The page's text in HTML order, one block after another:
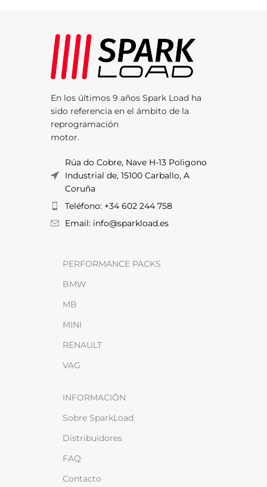
En los últimos 9 años Spark Load ha
sido referencia en el ámbito de la
reprogramación
motor.
Rúa do Cobre, Nave H-13 Poligono
Industrial de, 15100 Carballo, A
Coruña
Teléfono: +34 602 244 758
Email: info@sparkload.es
PERFORMANCE PACKS
BMW
MB
MINI
RENAULT
VAG
INFORMACIÓN
Sobre SparkLoad
Distribuidores
FAQ
Contacto